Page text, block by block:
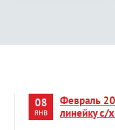
08
янв
Февраль
линейку с/